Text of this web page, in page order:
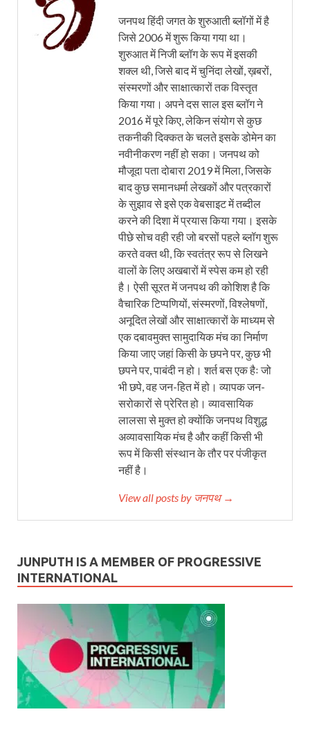
जनपथ हिंदी जगत के शुरुआती ब्लॉगों में है
जिसे 2006 में शुरू किया गया था।
शुरुआत में निजी ब्लॉग के रूप में इसकी
शक्ल थी, जिसे बाद में चुनिंदा लेखों, ख़बरों,
संस्मरणों और साक्षात्कारों तक विस्तृत
किया गया। अपने दस साल इस ब्लॉग ने
2016 में पूरे किए, लेकिन संयोग से कुछ
तकनीकी दिक्कत के चलते इसके डोमेन का
नवीनीकरण नहीं हो सका। जनपथ को
मौजूदा पता दोबारा 2019 में मिला, जिसके
बाद कुछ समानधर्मा लेखकों और पत्रकारों
के सुझाव से इसे एक वेबसाइट में तब्दील
करने की दिशा में प्रयास किया गया। इसके
पीछे सोच वही रही जो बरसों पहले ब्लॉग शुरू
करते वक्त थी, कि स्वतंत्र रूप से लिखने
वालों के लिए अखबारों में स्पेस कम हो रही
है। ऐसी सूरत में जनपथ की कोशिश है कि
वैचारिक टिप्पणियों, संस्मरणों, विश्लेषणों,
अनूदित लेखों और साक्षात्कारों के माध्यम से
एक दबावमुक्त सामुदायिक मंच का निर्माण
किया जाए जहां किसी के छपने पर, कुछ भी
छपने पर, पाबंदी न हो। शर्त बस एक हैः जो
भी छपे, वह जन-हित में हो। व्यापक जन-
सरोकारों से प्रेरित हो। व्यावसायिक
लालसा से मुक्त हो क्योंकि जनपथ विशुद्ध
अव्यावसायिक मंच है और कहीं किसी भी
रूप में किसी संस्थान के तौर पर पंजीकृत
नहीं है।
View all posts by जनपथ →
JUNPUTH IS A MEMBER OF PROGRESSIVE
INTERNATIONAL